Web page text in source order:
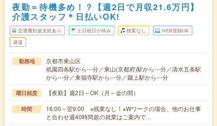
夜勤＝待機多め！？【週2日で月収21.6万円】
介護スタッフ＊日払いOK!
交通費別途支給あり 土日祝日が休み 残業なし WEB登録OK
派遣
勤務地
京都市東山区
祇園四条駅から---分／東山(京都府)駅から---分／清水五条駅
から---分／東福寺駅から---分／蹴上駅から---分
曜日頻度 【夜勤】週2日～OK（月～金の間）
時間
16:00～翌9:00 ※残業なし！※Wワークの場合、他のお仕事
と合わせ週40時間超の就業はご案内で…